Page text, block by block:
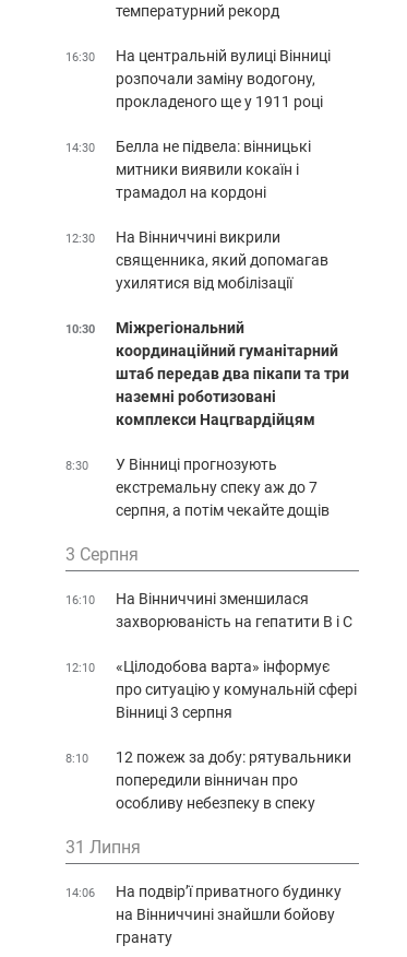
температурний рекорд
16:30
На центральній вулиці Вінниці
розпочали заміну водогону,
прокладеного ще у 1911 році
14:30
Белла не підвела: вінницькі
митники виявили кокаїн і
трамадол на кордоні
12:30
На Вінниччині викрили
священника, який допомагав
ухилятися від мобілізації
10:30
Міжрегіональний
координаційний гуманітарний
штаб передав два пікапи та три
наземні роботизовані
комплекси Нацгвардійцям
8:30
У Вінниці прогнозують
екстремальну спеку аж до 7
серпня, а потім чекайте дощів
3 Серпня
16:10
На Вінниччині зменшилася
захворюваність на гепатити В і С
12:10
«Цілодобова варта» інформує
про ситуацію у комунальній сфері
Вінниці 3 серпня
8:10
12 пожеж за добу: рятувальники
попередили вінничан про
особливу небезпеку в спеку
31 Липня
14:06
На подвір’ї приватного будинку
на Вінниччині знайшли бойову
гранату